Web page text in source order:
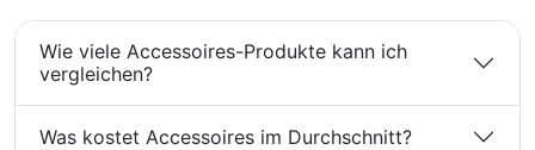
Wie viele Accessoires-Produkte kann ich
vergleichen?
Was kostet Accessoires im Durchschnitt?